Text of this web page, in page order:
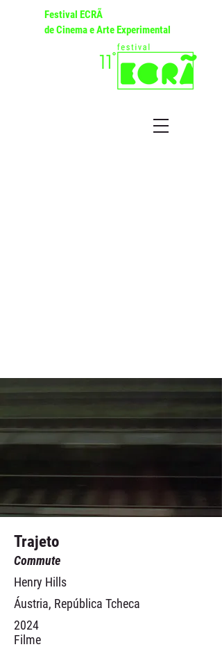
Festival ECRÃ
de Cinema e Arte Experimental
Trajeto
Commute
Henry Hills
Áustria, República Tcheca
2024
Filme